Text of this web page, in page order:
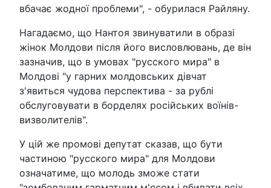
вбачає жодної проблеми", - обурилася Райляну.
Нагадаємо, що Нантоя звинуватили в образі
жінок Молдови після його висловлювань, де він
зазначив, що в умовах "русского мира" в
Молдові "у гарних молдовських дівчат
з'явиться чудова перспектива - за рублі
обслуговувати в борделях російських воїнів-
визволителів".
У цій же промові депутат сказав, що бути
частиною "русского мира" для Молдови
означатиме, що молодь зможе стати